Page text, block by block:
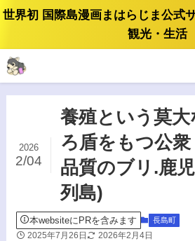
世界初 国際島漫画まはらじま公式
観光・生活
養殖という莫
ろ盾をもつ公
品質のブリ.鹿
列島)
2026
2/04
本websiteにPRを含みます 長島町
2025年7月26日 2026年2月4日